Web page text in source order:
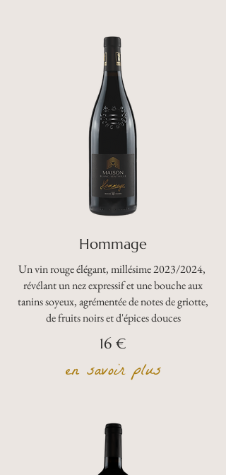
Hommage
Un vin rouge élégant, millésime 2023/2024,
révélant un nez expressif et une bouche aux
tanins soyeux, agrémentée de notes de griotte,
de fruits noirs et d'épices douces
16 €
en savoir plus